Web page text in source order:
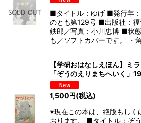
■タイトル：ゆげ ■発行年
のとも第129号 ■出版社：
鉄郎／写真：小川忠博 ■状
も／ソフトカバーです。 ・
【学研おはなしえほん】ミ
「ぞうのえりまちへいく」
1,500円(税込)
※現在この本は、絶版もしく
おります。 ■タイトル：ぞ